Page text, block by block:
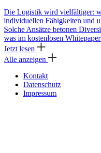
Die Logistik wird vielfältiger:
individuellen Fähigkeiten und
Solche Ansätze betonen
was im kostenlosen
Jetzt lesen
Alle anzeigen
Kontakt
Datenschutz
Impressum